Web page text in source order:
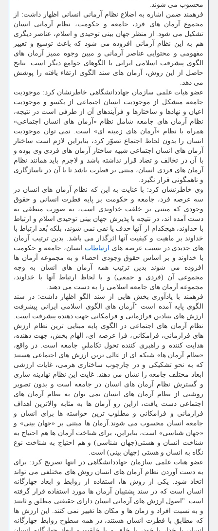
محسوب می شوند.
فرهمند ضمن اشاره به اضلاع نظام آرمانی انسانی اظهار داشت: از
مجموع آرمان های فرد، جامعه و حکومت، نظام آرمانی انسان
تشکیل می شود. از منظر جهان بینی توحیدی و اسلام، عناصر دیگری
هم به این نظام آرمانی افزوده می شود که باعث توسیع و تغییر
مفهومی و محتوایی عناصر آرمانی و مبین وجوه ممیز آرمان های
الگوی پیشرفت اسلامی ایرانی با الگوهای جوامع دیگر است. نتایج
حاصل از این روش، آرمان های سند الگوی ارتقاء یافته را پوشش
می دهد.
عضو هیات علمی سازمان جهاددانشگاهی خاطرنشان کرد: موجودیت
جامعه متشکل از موجودیت انسان اجتماعی از یکسو و موجودیت
اعیان و نهادها و ساختارها و فرآیندهای آن از طرفی است در نتیجه،
نظام آرمان های جامعه شامل نظام «آرمان های انسان اجتماعی»
همراه با نظام «آرمان های زمینه ای» است. نمی توان موجودیت
انسان را بدون لحاظ اجتماع تصوّر کرد، بنابراین لازم است ساختار
آرمان های انسان اجتماعی شبیه ساختار آرمان های فردی وی بوده و
با آن در تخالف و تضاد قرار نداشته باشد و لاجرم باید همانند نظام
آرمان های فردی انسان، مبتنی بر فطرت باشد تا با آن در ناسازگاری
و ناهمگونی قرار نگیرد.
وی خاطرنشان کرد: با عنایت به این که نظام آرمان های انسان در
سه عرصه فرد، جامعه و حکومت بر پایه فطرت انسانی و حقوق
وجودی که مبتنی بر خلقت خداوندی است، به صورت منطقی به
دست آمده اند، در نتیجه با پذیرش جهان بینی توحیدی اسلام و ارتباط
با خداوند، هیچکدام از آنها حذف یا نفی نمی شوند، بلکه بُعد ارتباط با
خداوند بر ماهیت و کیفیت آنها اثرگذار می باشد. بدین ترتیب آرمان
های جدیدی در نسبت عرصه های
ارتباطات انسان، جامعه و حکومت
با خداوند و بر اساس حقوق وجودی احصاء و به مجموعه آرمان ها
افزوده می شوند بدین ترتیب همه آرمان های انسان به وجه
مجموعی آن (فردی و جمعی) و با لحاظ ارتباط آنها با خداوند،
مجموعه آرمان های جامعه اسلامی را به دست می دهند.
فرهمند با یادآوری بخش هایی از سند الگو اظهار داشت: در سند
الگوی پایه آمده است "آرمان های الگوی اسلامی ایرانی پیشرفت
ارزش های بنیادین فرازمانی و فرامکانی جهت دهنده پیشرفت است.
نظام آرمان های اجتماعی در الگوی پایه مبنایی ترین نظام ارزش
های فرازمانی، فرامکانی، فرا عرصه ای، الهام بخش، جهت دهنده،
هدایت کننده و راهبری کننده تحول تکاملیِ جامعه است. در واقع،
«نظام آرمان ها» شبکه ای از عالی ترین ارزش های اجتماعی هستند
که به نحو تشکیکی و در چارچوب ساختاری هرمی، غایات ارزشی
ابعاد مختلف جامعه را نشان می دهند. غایت این نظام نهادینه سازی
و گسترش نظام آرمان های انسان در جامعه است و بدون تصویر
روشنی از نظام آرمان های انسان نمی توان به نظام آرمان های
اجتماعی دست یافت، ازاین رو آرمان ها به مثابه والاترین اهداف
فرازمانی و فرامکانی و مطلوب ترین خواسته ها برای انسان و
جامعه انسان محسوب می شوند.آرمان ها مبتنی بر «جهان بینی» و
«جهان شناسی» است، بنابراین، برای شناخت آرمان ها هم احتیاج به
شناخت انسان و هستی(جهان شناسی) و هم احتیاج به شناخت نوع
نگاه به انسان و هستی (جهان بینی) است.
عضو هیات علمی سازمان جهاددانشگاهی در انتها تصریح کرد: برای
به دست آوردن نظام آرمان های انسان روش های مختلفی می تواند
اتخاذ شود. یکی از روش ها، استفاده از روابط و ابعاد چهارگانه
انسان است که در سند پشتیبان آرمان ها مورد استفاده قرار گرفته
است. "اصول ارزش های آرمانی انسان دارای حقیقتی مطلق و ثابتند
و به نسبت افراد و زمان ها و مکان ها تغییر نمی کنند. این ارزش ها
که مطابق با فطرت انسان هستند، در همه سطوح روابط چهارگانه